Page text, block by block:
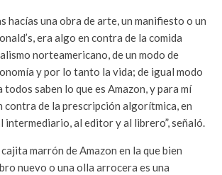
hacías una obra de arte, un manifiesto o un
era algo en contra de la comida
norteamericano, de un modo de
y por lo tanto la vida; de igual modo
saben lo que es Amazon, y para mí
contra de la prescripción algorítmica, en
intermediario, al editor y al librero”, señaló.
marrón de Amazon en la que bien
nuevo o una olla arrocera es una